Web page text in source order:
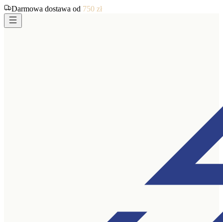
Darmowa dostawa od 750 zł